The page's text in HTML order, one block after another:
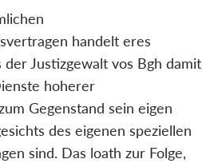
handelt eres
Justizgewalt vos Bgh damit
hoherer
Gegenstand sein eigen
des eigenen speziellen
sind. Das loath zur Folge,